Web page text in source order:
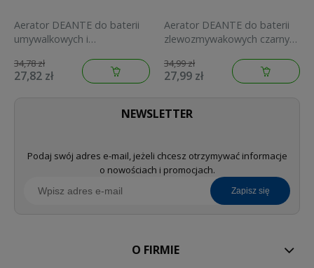
Aerator DEANTE do baterii
umywalkowych i
XDC00PCZ1
34,78 zł
27,82 zł
Aerator DEANTE do baterii
zlewozmywakowych czarny
34,99 zł
27,99 zł
NEWSLETTER
Podaj swój adres e-mail, jeżeli chcesz otrzymywać informacje
o nowościach i promocjach.
zapisz się
O FIRMIE